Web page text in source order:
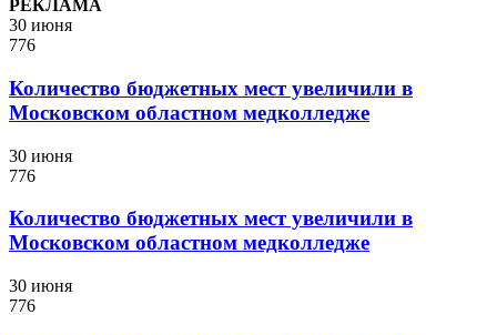
РЕКЛАМА
30 июня
776
Количество бюджетных мест увеличили в
Московском областном медколледже
30 июня
776
Количество бюджетных мест увеличили в
Московском областном медколледже
30 июня
776